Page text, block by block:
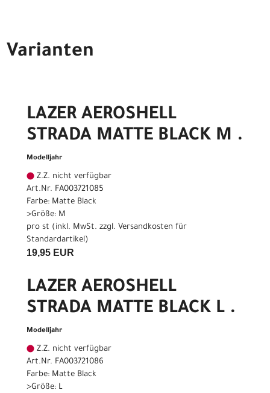
Varianten
LAZER AEROSHELL
STRADA MATTE BLACK M .
Modelljahr
Z.Z. nicht verfügbar
Art.Nr. FA003721085
Farbe: Matte Black
>Größe: M
pro st (inkl. MwSt. zzgl. Versandkosten für
Standardartikel)
19,95 EUR
LAZER AEROSHELL
STRADA MATTE BLACK L .
Modelljahr
Z.Z. nicht verfügbar
Art.Nr. FA003721086
Farbe: Matte Black
>Größe: L